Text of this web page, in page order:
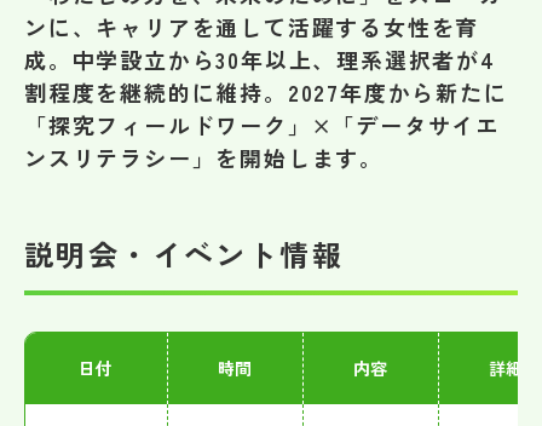
その他
お問い合わせ
サイトマップ
運営会社
ンに、キャリアを通して活躍する女性を育
成。中学設立から30年以上、理系選択者が4
割程度を継続的に維持。2027年度から新たに
「探究フィールドワーク」×「データサイエ
ンスリテラシー」を開始します。
説明会・イベント情報
日付 時間 内容 詳細